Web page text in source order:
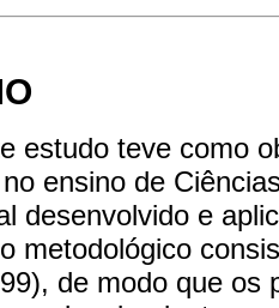
estudo teve como
ensino de
desenvolvido e
metodológico
de modo que os